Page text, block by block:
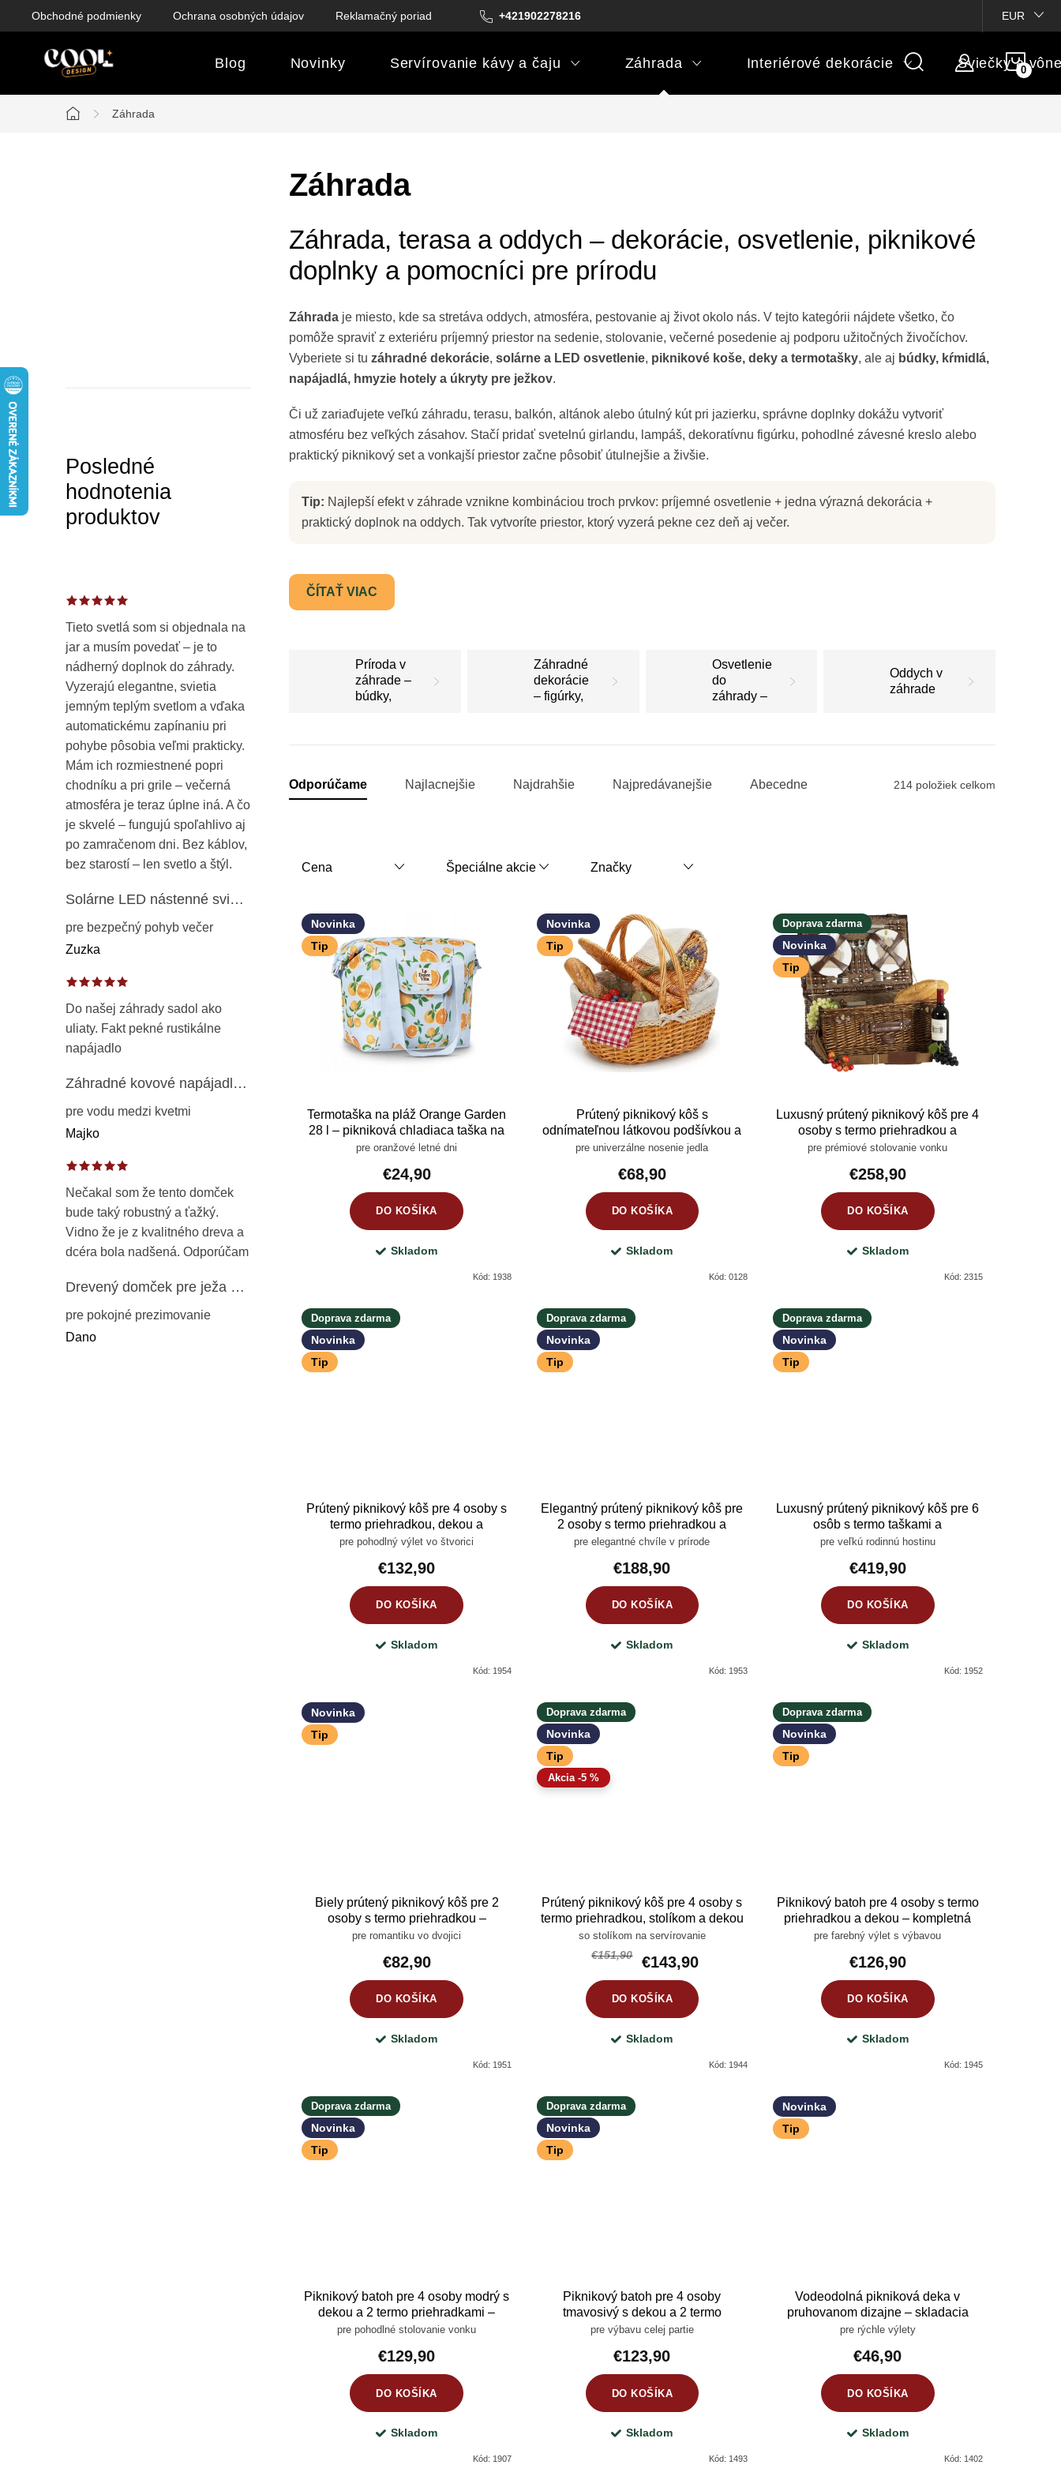
+421902278216
Obchodné podmienky Ochrana osobných údajov Reklamačný poriadok Podmienky darčekových poukazov Vlastné popisy produktov
EUR
Blog Novinky Servírovanie kávy a čaju Záhrada Interiérové dekorácie Sviečky a
Domov
Záhrada
lPosledné
hodnotenia
produktov
Tieto svetlá som si objednala na
jar a musím povedať – je to
nádherný doplnok do záhrady.
Vyzerajú elegantne, svietia
jemným teplým svetlom a vďaka
automatickému zapínaniu pri
pohybe pôsobia veľmi prakticky.
Mám ich rozmiestnené popri
chodníku a pri grile – večerná
atmosféra je teraz úplne iná. A čo
je skvelé – fungujú spoľahlivo aj
po zamračenom dni. Bez káblov,
bez starostí – len svetlo a štýl.
Solárne LED nástenné svietidlo s pohybovým a súmrakovým senzorom – vonkajšie fasádne osvetlenie IP65
pre bezpečný pohyb večer
Zuzka
Do našej záhrady sadol ako
uliaty. Fakt pekné rustikálne
napájadlo
Záhradné kovové napájadlo pre vtáky 8 cm / 104 cm – dekorácia z patinovanej ocele v prírodnej hrdzi
pre vodu medzi kvetmi
Majko
Nečakal som že tento domček
bude taký robustný a ťažký.
Vidno že je z kvalitného dreva a
dcéra bola nadšená. Odporúčam
Drevený domček pre ježa – záhradný úkryt z opaľovaného dreva s vodoodolnou strechou 50 cm
pre pokojné prezimovanie
Dano
Záhrada
Záhrada, terasa a oddych – dekorácie, osvetlenie, piknikové
doplnky a pomocníci pre prírodu
Záhrada je miesto, kde sa stretáva oddych, atmosféra, pestovanie aj život okolo nás. V tejto kategórii nájdete všetko, čo
pomôže spraviť z exteriéru príjemný priestor na sedenie, stolovanie, večerné posedenie aj podporu užitočných živočíchov.
Vyberiete si tu záhradné dekorácie, solárne a LED osvetlenie, piknikové koše, deky a termotašky, ale aj búdky, kŕmidlá,
napájadlá, hmyzie hotely a úkryty pre ježkov.
Či už zariaďujete veľkú záhradu, terasu, balkón, altánok alebo útulný kút pri jazierku, správne doplnky dokážu vytvoriť
atmosféru bez veľkých zásahov. Stačí pridať svetelnú girlandu, lampáš, dekoratívnu figúrku, pohodlné závesné kreslo alebo
praktický piknikový set a vonkajší priestor začne pôsobiť útulnejšie a živšie.
Tip: Najlepší efekt v záhrade vznikne kombináciou troch prvkov: príjemné osvetlenie + jedna výrazná dekorácia +
praktický doplnok na oddych. Tak vytvoríte priestor, ktorý vyzerá pekne cez deň aj večer.
ČÍTAŤ VIAC
Príroda v
záhrade –
búdky,
Záhradné
dekorácie
– figúrky,
Osvetlenie
do
záhrady –
Oddych v
záhrade
R
n
Odporúčame Najlacnejšie Najdrahšie Najpredávanejšie Abecedne 214 položiek celkom
Cena Špeciálne akcie Značky
V Novinka
Tip
Termotaška na pláž Orange Garden
28 l – pikniková chladiaca taška na
jedlo a nápoje
pre oranžové letné dni
€24,90
DO KOŠÍKA
Skladom
Kód: 1938
Novinka
Tip
Prútený piknikový kôš s
odnímateľnou látkovou podšívkou a
dvojitým vekom 40 cm
pre univerzálne nosenie jedla
€68,90
DO KOŠÍKA
Skladom
Kód: 0128
Doprava zdarma
Novinka
Tip
Luxusný prútený piknikový kôš pre 4
osoby s termo priehradkou a
kompletnou výbavou
pre prémiové stolovanie vonku
€258,90
DO KOŠÍKA
Skladom
Kód: 2315
Doprava zdarma
Novinka
Tip
Prútený piknikový kôš pre 4 osoby s
termo priehradkou, dekou a
kompletnou výbavou
pre pohodlný výlet vo štvorici
€132,90
DO KOŠÍKA
Skladom
Kód: 1954
Doprava zdarma
Novinka
Tip
Elegantný prútený piknikový kôš pre
2 osoby s termo priehradkou a
kompletnou výbavou
pre elegantné chvíle v prírode
€188,90
DO KOŠÍKA
Skladom
Kód: 1953
Doprava zdarma
Novinka
Tip
Luxusný prútený piknikový kôš pre 6
osôb s termo taškami a
porcelánovým riadom – prémiová
pre veľkú rodinnú hostinu
€419,90
DO KOŠÍKA
Skladom
Kód: 1952
Novinka
Tip
Biely prútený piknikový kôš pre 2
osoby s termo priehradkou –
romantická pikniková súprava s
pre romantiku vo dvojici
€82,90
DO KOŠÍKA
Skladom
Kód: 1951
Doprava zdarma
Novinka
Tip
-5 %
Prútený piknikový kôš pre 4 osoby s
termo priehradkou, stolíkom a dekou
– kompletná pikniková súprava
so stolíkom na servírovanie
€151,90 €143,90
DO KOŠÍKA
Skladom
Kód: 1944
Doprava zdarma
Novinka
Tip
Piknikový batoh pre 4 osoby s termo
priehradkou a dekou – kompletná
pikniková súprava červená
pre farebný výlet s výbavou
€126,90
DO KOŠÍKA
Skladom
Kód: 1945
Doprava zdarma
Novinka
Tip
Piknikový batoh pre 4 osoby modrý s
dekou a 2 termo priehradkami –
kompletná pikniková súprava s
pre pohodlné stolovanie vonku
€129,90
DO KOŠÍKA
Skladom
Kód: 1907
Doprava zdarma
Novinka
Tip
Piknikový batoh pre 4 osoby
tmavosivý s dekou a 2 termo
priehradkami – kompletná pikniková
príslušenstvom
pre výbavu celej partie
€123,90
DO KOŠÍKA
Skladom
Kód: 1493
Novinka
Tip
Vodeodolná pikniková deka v
pruhovanom dizajne – skladacia
deka na piknik, pláž a výlety 150 ×
pre rýchle výlety
€46,90
DO KOŠÍKA
Skladom
Kód: 1402